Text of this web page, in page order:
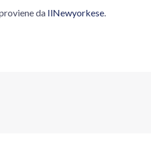
da IlNewyorkese.